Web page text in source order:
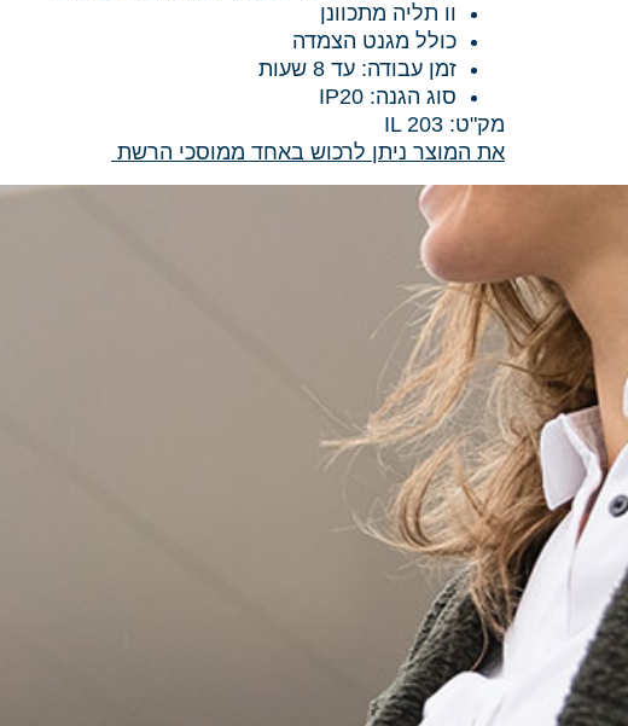
וו תליה מתכוונן
כולל מגנט הצמדה
זמן עבודה: עד 8 שעות
סוג הגנה: IP20
מק"ט: IL 203
את המוצר ניתן לרכוש באחד ממוסכי הרשת